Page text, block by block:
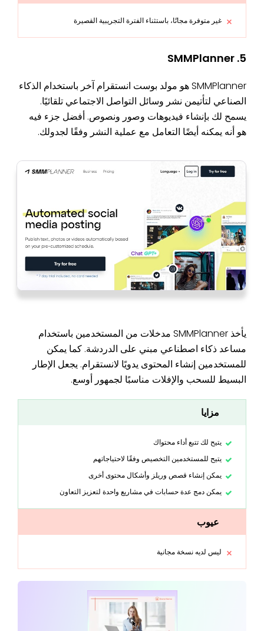
غير متوفرة مجانًا، باستثناء الفترة التجريبية القصيرة
5. SMMPlanner
SMMPlanner هو مولد بوست انستقرام آخر باستخدام الذكاء
الصناعي لتأتيمن نشر وسائل التواصل الاجتماعي تلقائيًا.
يسمح لك بإنشاء فيديوهات وصور ونصوص. أفضل جزء فيه
هو أنه يمكنه أيضًا التعامل مع عملية النشر وفقًا لجدولك.
يأخذ SMMPlanner مدخلات من المستخدمين باستخدام
مساعد ذكاء اصطناعي مبني على الدردشة. كما يمكن
للمستخدمين إنشاء المحتوى يدويًا لانستقرام. يجعل الإطار
البسيط للسحب والإفلات مناسبًا لجمهور أوسع.
مزايا
يتيح لك تتبع أداء محتواك
يتيح للمستخدمين التخصيص وفقًا لاحتياجاتهم
يمكن إنشاء قصص وريلز وأشكال محتوى أخرى
يمكن دمج عدة حسابات في مشاريع واحدة لتعزيز التعاون
عيوب
ليس لديه نسخة مجانية